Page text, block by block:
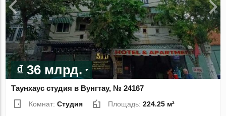
₫ 36 млрд.
Таунхаус студия в Вунгтау, № 24167
Комнат:Студия Площадь:224.25 м²